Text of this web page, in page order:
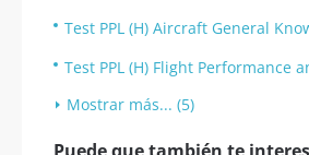
Test PPL (H) Aircraft General
Test PPL (H) Flight Performance
Mostrar más... (5)